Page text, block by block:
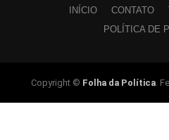
INÍCIO CONTATO
POLÍTICA DE
Copyright © Folha da Política .